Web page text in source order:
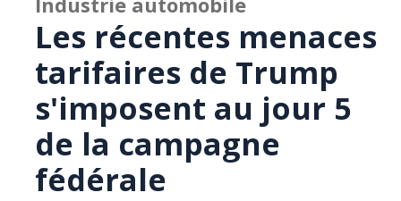
Les récentes menaces
tarifaires de Trump
s'imposent au jour 5
de la campagne
fédérale